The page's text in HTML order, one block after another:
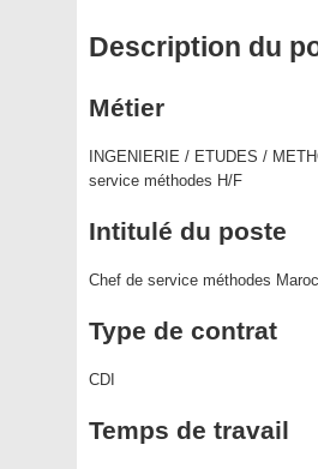
Description du
Métier
INGENIERIE / ETUDES /
service méthodes H/F
Intitulé du poste
Chef de service méthodes
Type de contrat
CDI
Temps de travail